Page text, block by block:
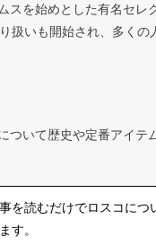
スを始めとした有名セレ
扱いも開始され、多くの
ついて歴史や定番アイテ
を読むだけでロスコにつ
す。